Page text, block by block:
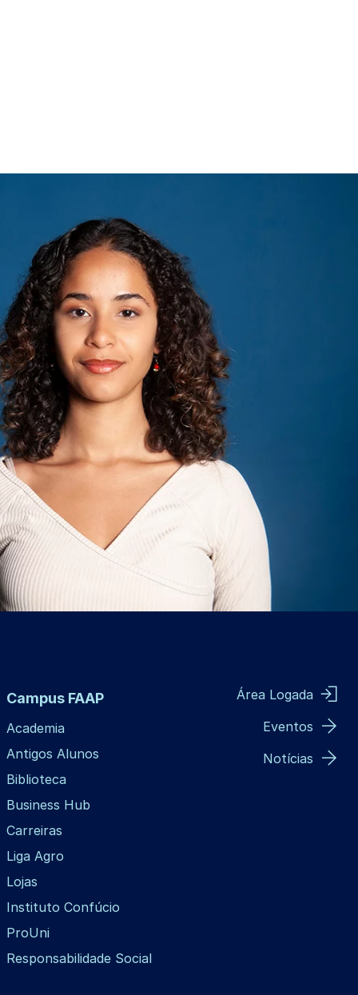
Campus FAAP
Academia
Antigos Alunos
Biblioteca
Business Hub
Carreiras
Liga Agro
Lojas
Instituto Confúcio
ProUni
Responsabilidade Social
Área Logada
Eventos
Notícias